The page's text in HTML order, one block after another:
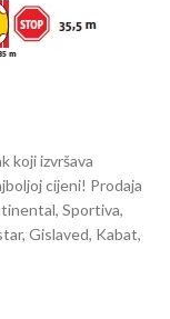
koji izvršava
cijeni! Prodaja
Sportiva,
Gislaved, Kabat,